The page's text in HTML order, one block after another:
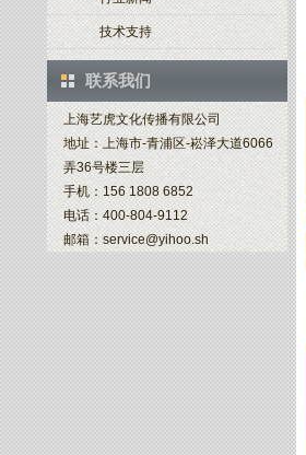
技术支持
联系我们
上海艺虎文化传播有限公司
地址：上海市-青浦区-崧泽大道6066
弄36号楼三层
手机：156 1808 6852
电话：400-804-9112
邮箱：service@yihoo.sh